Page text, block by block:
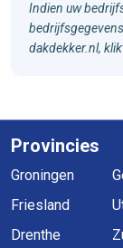
Indien uw
dakdekker.nl,
Provincies
Groningen
Friesland
Drenthe